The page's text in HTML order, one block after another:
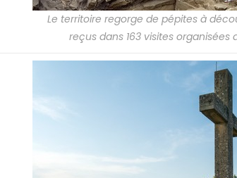
Le territoire regorge de pépites à
reçus dans 163 visites